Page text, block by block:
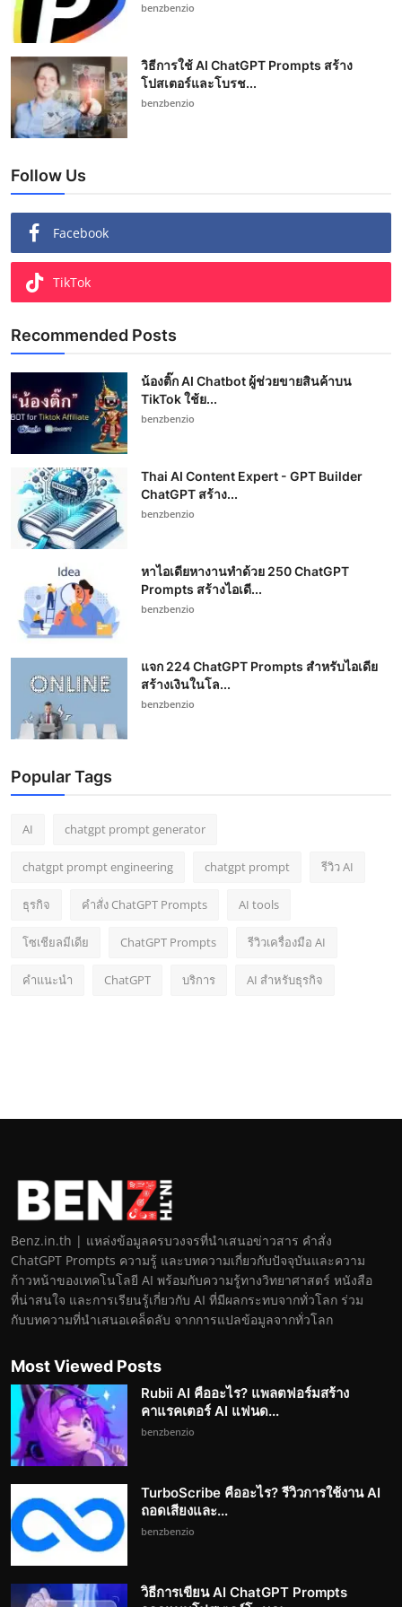
benzbenzio
วิธีการใช้ AI ChatGPT Prompts สร้าง
โปสเตอร์และโบรช...
benzbenzio
Follow Us
Facebook
TikTok
Recommended Posts
น้องติ๊ก AI Chatbot ผู้ช่วยขายสินค้าบน
TikTok ใช้ย...
benzbenzio
Thai AI Content Expert - GPT Builder
ChatGPT สร้าง...
benzbenzio
หาไอเดียหางานทำด้วย 250 ChatGPT
Prompts สร้างไอเดี...
benzbenzio
แจก 224 ChatGPT Prompts สำหรับไอเดีย
สร้างเงินในโล...
benzbenzio
Popular Tags
AI chatgpt prompt generator
chatgpt prompt engineering chatgpt prompt รีวิว AI
ธุรกิจ คำสั่ง ChatGPT Prompts AI tools
โซเชียลมีเดีย ChatGPT Prompts รีวิวเครื่องมือ AI
คำแนะนำ ChatGPT บริการ AI สำหรับธุรกิจ
Benz.in.th | แหล่งข้อมูลครบวงจรที่นำเสนอข่าวสาร คำสั่ง
ChatGPT Prompts ความรู้ และบทความเกี่ยวกับปัจจุบันและความ
ก้าวหน้าของเทคโนโลยี AI พร้อมกับความรู้ทางวิทยาศาสตร์ หนังสือ
ที่น่าสนใจ และการเรียนรู้เกี่ยวกับ AI ที่มีผลกระทบจากทั่วโลก ร่วม
กับบทความที่นำเสนอเคล็ดลับ จากการแปลข้อมูลจากทั่วโลก
Most Viewed Posts
Rubii AI คืออะไร? แพลตฟอร์มสร้าง
คาแรคเตอร์ AI แฟนด...
benzbenzio
TurboScribe คืออะไร? รีวิวการใช้งาน AI
ถอดเสียงและ...
benzbenzio
วิธีการเขียน AI ChatGPT Prompts